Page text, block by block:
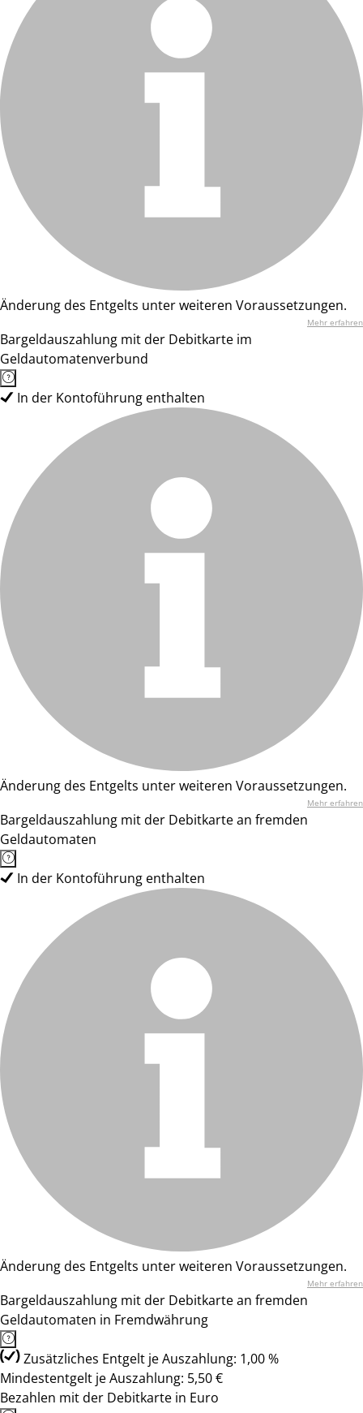
Änderung des Entgelts unter weiteren Voraussetzungen.
Mehr erfahren
Bargeldauszahlung mit der Debitkarte im
Geldautomatenverbund
In der Kontoführung enthalten
Änderung des Entgelts unter weiteren Voraussetzungen.
Mehr erfahren
Bargeldauszahlung mit der Debitkarte an fremden
Geldautomaten
In der Kontoführung enthalten
Änderung des Entgelts unter weiteren Voraussetzungen.
Mehr erfahren
Bargeldauszahlung mit der Debitkarte an fremden
Geldautomaten in Fremdwährung
Zusätzliches Entgelt je Auszahlung: 1,00 %
Mindestentgelt je Auszahlung: 5,50 €
Bezahlen mit der Debitkarte in Euro